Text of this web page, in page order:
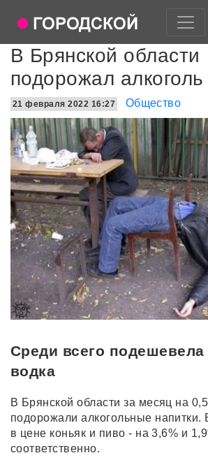
В Брянской области
подорожал алкоголь
21 февраля 2022 16:27 Общество
Среди всего подешевела
водка
В Брянской области за месяц на
подорожали алкогольные
в цене коньяк и пиво - на 3,6% и
соответственно.